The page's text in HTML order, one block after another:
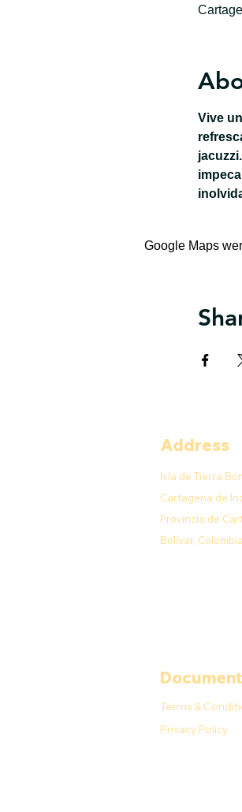
Vive
Google Maps
Address
Isla de Tierra
Cartagena de
Provincia de
Bolívar, Colombia
Terms &
Privacy Policy